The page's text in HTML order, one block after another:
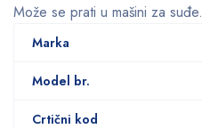
Može se prati u mašini za suđe.
Marka
Model br.
Crtični kod